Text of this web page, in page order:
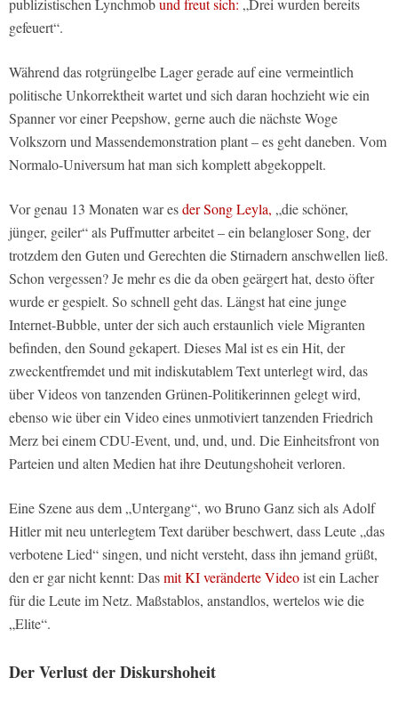
publizistischen Lynchmobund freut sich: „Drei wurden bereits
gefeuert“.
Während das rotgrüngelbe Lager gerade auf eine vermeintlich
politische Unkorrektheit wartet und sich daran hochzieht wie ein
Spanner vor einer Peepshow, gerne auch die nächste Woge
Volkszorn und Massendemonstration plant – es geht daneben. Vom
Normalo-Universum hat man sich komplett abgekoppelt.
Vor genau 13 Monaten war esder Song Leyla, „die schöner,
jünger, geiler“ als Puffmutter arbeitet – ein belangloser Song, der
trotzdem den Guten und Gerechten die Stirnadern anschwellen ließ.
Schon vergessen? Je mehr es die da oben geärgert hat, desto öfter
wurde er gespielt. So schnell geht das. Längst hat eine junge
Internet-Bubble, unter der sich auch erstaunlich viele Migranten
befinden, den Sound gekapert. Dieses Mal ist es ein Hit, der
zweckentfremdet und mit indiskutablem Text unterlegt wird, das
über Videos von tanzenden Grünen-Politikerinnen gelegt wird,
ebenso wie über ein Video eines unmotiviert tanzenden Friedrich
Merz bei einem CDU-Event, und, und, und. Die Einheitsfront von
Parteien und alten Medien hat ihre Deutungshoheit verloren.
Eine Szene aus dem „Untergang“, wo Bruno Ganz sich als Adolf
Hitler mit neu unterlegtem Text darüber beschwert, dass Leute „das
verbotene Lied“ singen, und nicht versteht, dass ihn jemand grüßt,
den er gar nicht kennt: Dasmit KI veränderte Videoist ein Lacher
für die Leute im Netz. Maßstablos, anstandlos, wertelos wie die
„Elite“.
Der Verlust der Diskurshoheit